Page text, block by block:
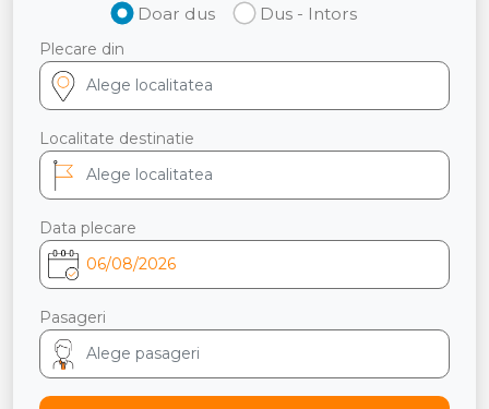
Doar dus Dus - Intors
Plecare din
Localitate destinatie
Data plecare
Pasageri